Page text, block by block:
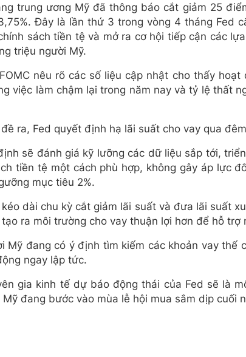
trung ương Mỹ đã thông báo cắt giảm 25
Đây là lần thứ 3 trong vòng 4 tháng Fed
sách tiền tệ và mở ra cơ hội tiếp cận các
triệu người Mỹ.
nêu rõ các số liệu cập nhật cho thấy
việc làm chậm lại trong năm nay và tỷ lệ thất
ra, Fed quyết định hạ lãi suất cho vay qua
sẽ đánh giá kỹ lưỡng các dữ liệu sắp tới,
tiền tệ một cách phù hợp, không gây áp lực
mục tiêu 2%.
dài chu kỳ cắt giảm lãi suất và đưa lãi suất
ra môi trường cho vay thuận lợi hơn để hỗ trợ
Mỹ đang có ý định tìm kiếm các khoản vay thế
ngay lập tức.
gia kinh tế dự báo động thái của Fed sẽ là
đang bước vào mùa lễ hội mua sắm dịp cuối